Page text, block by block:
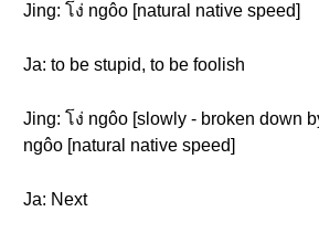
Jing: โง่ ngôo [natural native speed]
Ja: to be stupid, to be foolish
Jing: โง่ ngôo [slowly - broken down
ngôo [natural native speed]
Ja: Next